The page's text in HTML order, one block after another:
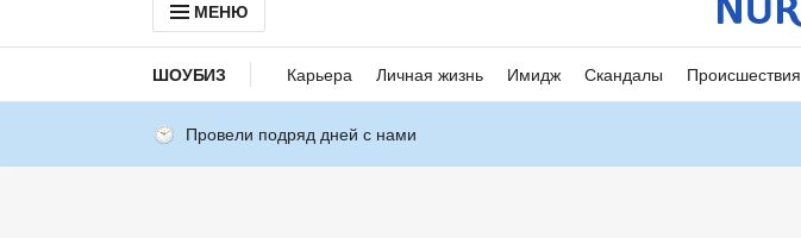
МЕНЮ
ШОУБИЗ Карьера Личная жизнь Имидж Скандалы Происшествия
Провели подряд дней с нами